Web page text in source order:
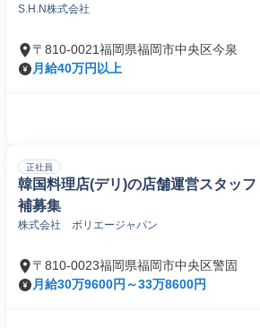
S.H.N株式会社
〒810-0021福岡県福岡市中央区今泉
月給40万円以上
正社員
韓国料理店(デリ)の店舗運営スタッ
補募集
株式会社 ボリエージャパン
〒810-0023福岡県福岡市中央区警固
月給30万9600円～33万8600円